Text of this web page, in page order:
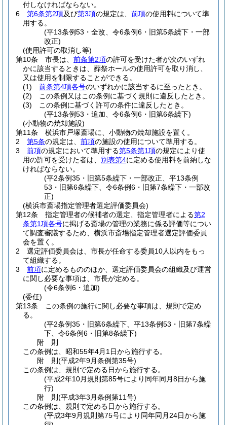
付しなければならない。
6
第6条第2項及び第3項の規定は、 前項の使用料について準
用する。
(平13条例53・全改、令6条例6・旧第5条繰下・一部
改正)
(使用許可の取消し等)
第10条
市長は、 前条第2項の許可を受けた者が次のいずれ
かに該当するときは、葬祭ホールの使用許可を取り消し、
又は使用を制限することができる。
(1)
前条第4項各号のいずれかに該当するに至ったとき。
(2)
この条例又はこの条例に基づく規則に違反したとき。
(3)
この条例に基づく許可の条件に違反したとき。
(平13条例53・追加、令6条例6・旧第6条繰下)
(小動物の焼却施設)
第11条
横浜市戸塚斎場に、小動物の焼却施設を置く。
2
第5条の規定は、 前項の施設の使用について準用する。
3
前項の規定において準用する第5条第1項の規定により使
用の許可を受けた者は、 別表第4に定める使用料を前納しな
ければならない。
(平2条例35・旧第5条繰下・一部改正、平13条例
53・旧第6条繰下、令6条例6・旧第7条繰下・一部改
正)
(横浜市斎場指定管理者選定評価委員会)
第12条
指定管理者の候補者の選定、指定管理者による第2
条第1項各号に掲げる斎場の管理の業務に係る評価等につい
て調査審議するため、横浜市斎場指定管理者選定評価委員
会を置く。
2
選定評価委員会は、市長が任命する委員10人以内をもっ
て組織する。
3
前項に定めるもののほか、選定評価委員会の組織及び運営
に関し必要な事項は、市長が定める。
(令6条例6・追加)
(委任)
第13条
この条例の施行に関し必要な事項は、規則で定め
る。
(平2条例35・旧第6条繰下、平13条例53・旧第7条繰
下、令6条例6・旧第8条繰下)
附 則
この条例は、昭和55年4月1日から施行する。
附 則(平成2年9月条例第35号)
この条例は、規則で定める日から施行する。
(平成2年10月規則第85号により同年同月8日から施
行)
附 則(平成3年3月条例第11号)
この条例は、規則で定める日から施行する。
(平成3年9月規則第75号により同年同月24日から施